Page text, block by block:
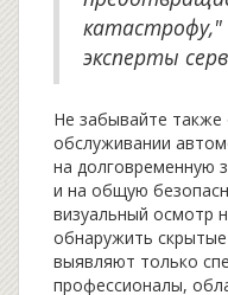
эксперты
Не забывайте
обслуживании
на долговременную
и на общую
визуальный осмотр
обнаружить
выявляют только
профессионалы,